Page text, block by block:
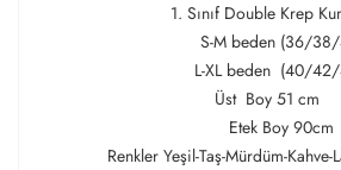
1. Sınıf Double Krep
S-M beden (36/38/
L-XL beden (40/42/
Üst Boy 51 cm
Etek Boy 90cm
Renkler Yeşil-Taş-Mürdüm-Kahve-